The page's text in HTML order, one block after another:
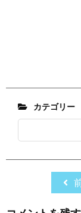
カテゴリー